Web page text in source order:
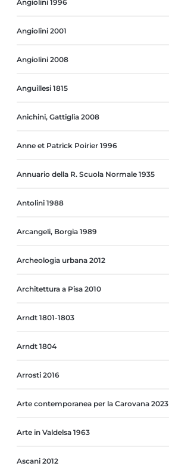
Angiolini 2001
Angiolini 2008
Anguillesi 1815
Anichini, Gattiglia 2008
Anne et Patrick Poirier 1996
Annuario della R. Scuola Normale 1935
Antolini 1988
Arcangeli, Borgia 1989
Archeologia urbana 2012
Architettura a Pisa 2010
Arndt 1801-1803
Arndt 1804
Arrosti 2016
Arte contemporanea per la Carovana 2023
Arte in Valdelsa 1963
Ascani 2012